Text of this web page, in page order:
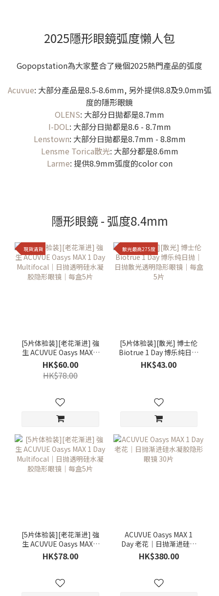
2025隱形眼鏡弧度懶人包
Gopopstation為大家整合了幾個2025熱門產品的弧度
Acuvue: 大部分產品是8.5-8.6mm, 另外提供8.8及9.0mm弧
度的隱形眼鏡
OLENS: 大部分日拋都是8.7mm
I-DOL: 大部分日拋都是8.6 - 8.7mm
Lenstown: 大部分日拋都是8.7mm - 8.8mm
Lensme Torica散光: 大部分都是8.6mm
Larme: 提供8.9mm弧度的color con
隱形眼鏡 - 弧度8.4mm
現貨清貨
[5片体验装][老花渐进] 強
生 ACUVUE Oasys MAX 1
Day Multifocal｜日抛透明
硅水凝胶隐形眼镜｜每盒5
片
HK$60.00
HK$78.00
散光最高275度
[5片体验装][散光] 博士伦
Biotrue 1 Day 博乐纯日抛
｜日抛散光透明隐形眼镜
｜每盒5片
HK$43.00
[5片体验装][老花渐进] 強
生 ACUVUE Oasys MAX 1
Day Multifocal｜日抛透明
硅水凝胶隐形眼镜｜每盒5
HK$78.00
ACUVUE Oasys MAX 1
Day 老花｜日抛渐进硅水
凝胶隐形眼镜 30片
HK$380.00